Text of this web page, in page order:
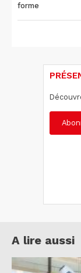
forme
A lire aussi